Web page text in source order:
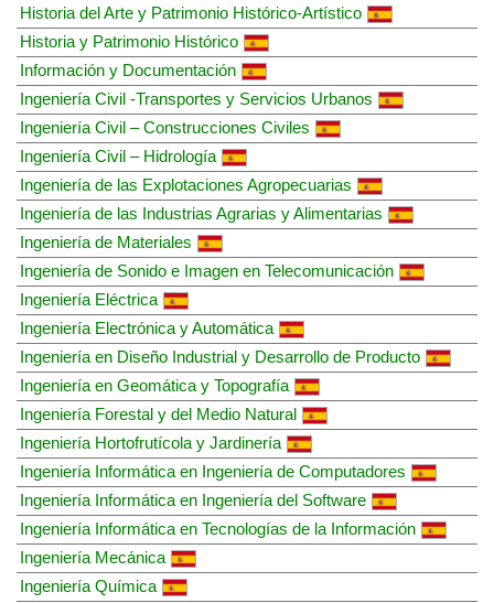
Historia del Arte y Patrimonio Histórico-Artístico
Historia y Patrimonio Histórico
Información y Documentación
Ingeniería Civil -Transportes y Servicios Urbanos
Ingeniería Civil – Construcciones Civiles
Ingeniería Civil – Hidrología
Ingeniería de las Explotaciones Agropecuarias
Ingeniería de las Industrias Agrarias y Alimentarias
Ingeniería de Materiales
Ingeniería de Sonido e Imagen en Telecomunicación
Ingeniería Eléctrica
Ingeniería Electrónica y Automática
Ingeniería en Diseño Industrial y Desarrollo de Producto
Ingeniería en Geomática y Topografía
Ingeniería Forestal y del Medio Natural
Ingeniería Hortofrutícola y Jardinería
Ingeniería Informática en Ingeniería de Computadores
Ingeniería Informática en Ingeniería del Software
Ingeniería Informática en Tecnologías de la Información
Ingeniería Mecánica
Ingeniería Química